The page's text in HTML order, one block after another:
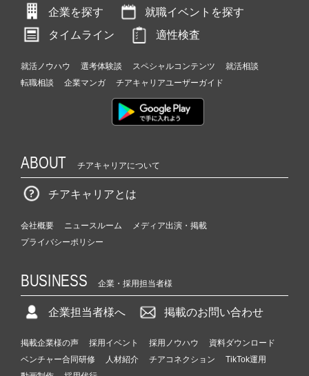
企業を探す
就職イベントを探す
タイムライン
適性検査
就活ノウハウ 選考体験談 スペシャルコンテンツ
就活相談
転職相談
企業マンガ チアキャリアユーザーガイド
ABOUT チアキャリアについて
チアキャリアとは
会社概要 ニュースルーム
メディア出演・掲載
プライバシーポリシー
BUSINESS 企業・採用担当者様
企業担当者様へ 掲載のお問い合わせ
掲載企業様の声 採用イベント 採用ノウハウ
資料ダウンロード
ベンチャー合同研修
人材紹介 チアコネクション
TikTok運用